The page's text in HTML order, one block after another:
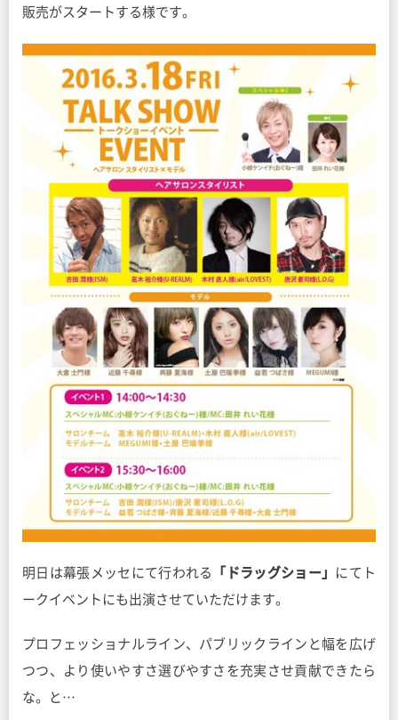
販売がスタートする様です。
明日は幕張メッセにて行われる 「ドラッグショー」
にてト
ークイベントにも出演させていただけます。
プロフェッショナルライン、パブリックラインと幅を広げ
つつ、より使いやすさ選びやすさを充実させ貢献できたら
な。と…